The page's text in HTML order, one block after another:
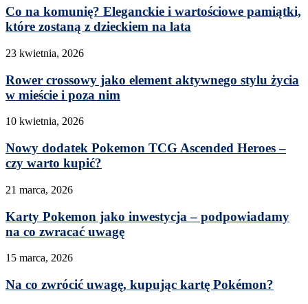
Co na komunię? Eleganckie i wartościowe pamiątki,
które zostaną z dzieckiem na lata
23 kwietnia, 2026
Rower crossowy jako element aktywnego stylu życia
w mieście i poza nim
10 kwietnia, 2026
Nowy dodatek Pokemon TCG Ascended Heroes –
czy warto kupić?
21 marca, 2026
Karty Pokemon jako inwestycja – podpowiadamy
na co zwracać uwagę
15 marca, 2026
Na co zwrócić uwagę, kupując kartę Pokémon?